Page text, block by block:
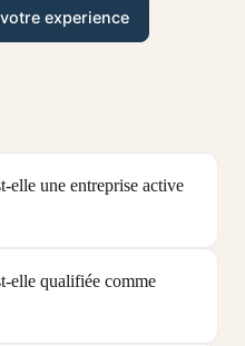
experience
une entreprise active
qualifiée comme